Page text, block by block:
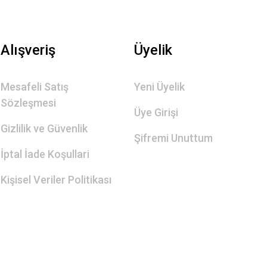
Alışveriş
Mesafeli Satış
Sözleşmesi
Gizlilik ve Güvenlik
İptal İade Koşullari
Kişisel Veriler Politikası
Üyelik
Yeni Üyelik
Üye Girişi
Şifremi Unuttum